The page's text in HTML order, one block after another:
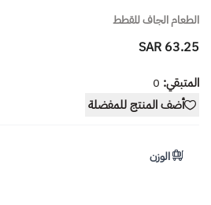
الطعام الجاف للقطط
63.25 SAR
المتبقي: 0
أضف المنتج للمفضلة
الوزن